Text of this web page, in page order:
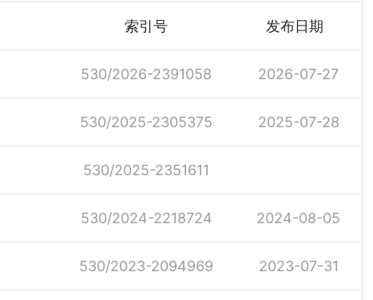
索引号 发布日期
530/2026-2391058 2026-07-27
530/2025-2305375 2025-07-28
530/2025-2351611
530/2024-2218724 2024-08-05
530/2023-2094969 2023-07-31